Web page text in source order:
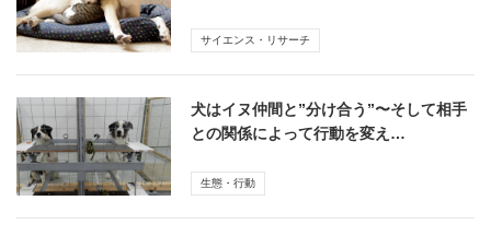
サイエンス・リサーチ
犬はイヌ仲間と”分け合う”〜そして相手
との関係によって行動を変え…
生態・行動